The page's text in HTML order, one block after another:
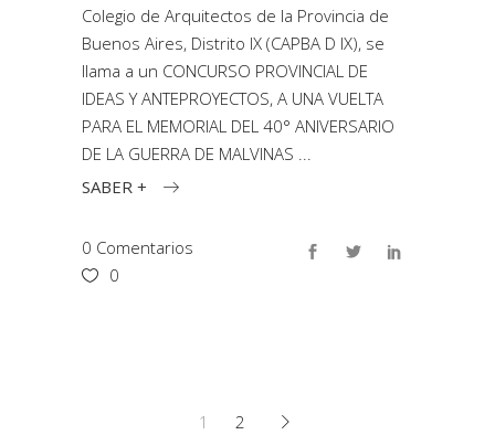
Colegio de Arquitectos de la Provincia de
Buenos Aires, Distrito IX (CAPBA D IX), se
llama a un CONCURSO PROVINCIAL DE
IDEAS Y ANTEPROYECTOS, A UNA VUELTA
PARA EL MEMORIAL DEL 40° ANIVERSARIO
DE LA GUERRA DE MALVINAS
SABER +
0 Comentarios
0
1 2